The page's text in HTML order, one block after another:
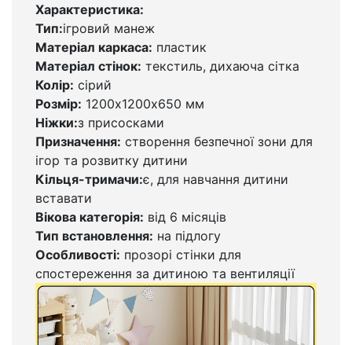
Характеристика:
Тип:ігровий манеж
Матеріал каркаса: пластик
Матеріал стінок: текстиль, дихаюча сітка
Колір: сірий
Розмір: 1200х1200х650 мм
Ніжки:з присосками
Призначення: створення безпечної зони для
ігор та розвитку дитини
Кільця-тримачи:є, для навчання дитини
вставати
Вікова категорія: від 6 місяців
Тип встановлення: на підлогу
Особливості: прозорі стінки для
спостереження за дитиною та вентиляції